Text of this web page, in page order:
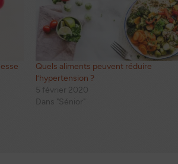
Quels aliments peuvent réduire
l’hypertension ?
5 février 2020
Dans "Sénior"